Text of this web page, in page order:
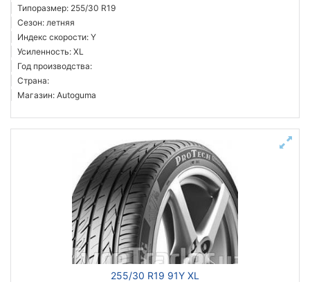
Типоразмер: 255/30 R19
Сезон: летняя
Индекс скорости: Y
Усиленность: XL
Год производства:
Страна:
Магазин: Autoguma
255/30 R19 91Y XL